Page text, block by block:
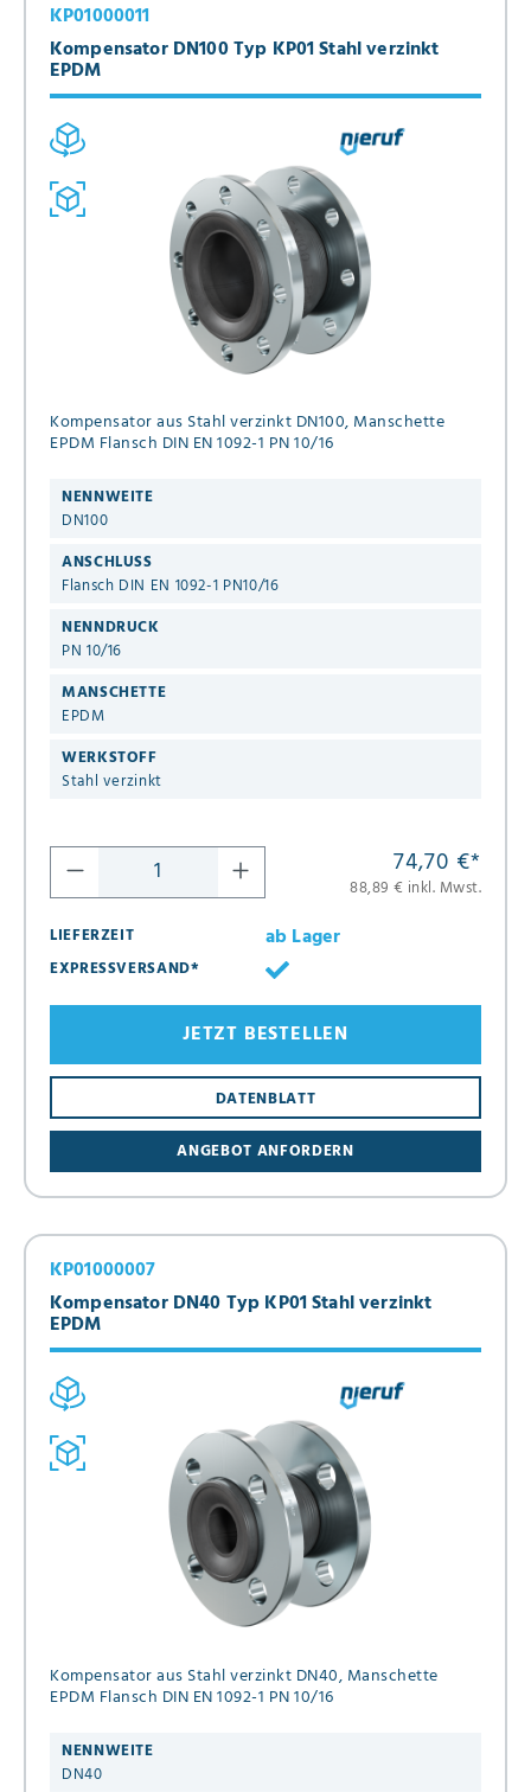
Kompensator DN100 Typ KP01 Stahl verzinkt
EPDM
KP01000011
Kompensator aus Stahl verzinkt DN100, Manschette
EPDM Flansch DIN EN 1092-1 PN 10/16
NENNWEITE
DN100
ANSCHLUSS
Flansch DIN EN 1092-1 PN10/16
NENNDRUCK
PN 10/16
MANSCHETTE
EPDM
WERKSTOFF
Stahl verzinkt
74,70 €*
88,89 € inkl. Mwst.
LIEFERZEIT
ab Lager
EXPRESSVERSAND*
ANGEBOT ANFORDERN
DATENBLATT
JETZT BESTELLEN
Kompensator DN40 Typ KP01 Stahl verzinkt
EPDM
KP01000007
Kompensator aus Stahl verzinkt DN40, Manschette
EPDM Flansch DIN EN 1092-1 PN 10/16
NENNWEITE
DN40